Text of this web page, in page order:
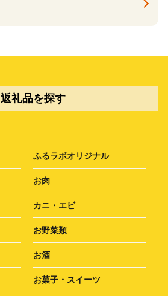
返礼品を探す
ふるラボオリジナル
お肉
カニ・エビ
お野菜類
お酒
お菓子・スイーツ